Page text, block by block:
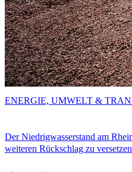
Der Niedrigwasserstand am
weiteren Rückschlag zu versetzen
ENERGIE, UMWELT &